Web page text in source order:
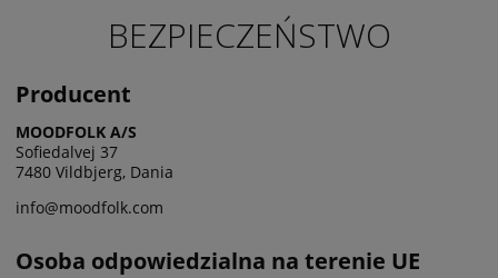
BEZPIECZEŃSTWO
Producent
MOODFOLK A/S
Sofiedalvej 37
7480 Vildbjerg, Dania
info@moodfolk.com
Osoba odpowiedzialna na terenie UE